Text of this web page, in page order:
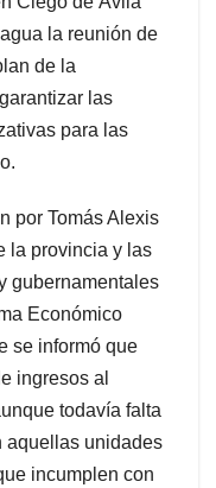
la reunión de
de la
las
para las
por Tomás Alexis
la provincia y las
gubernamentales
Económico
se informó que
ingresos al
todavía falta
aquellas unidades
incumplen con